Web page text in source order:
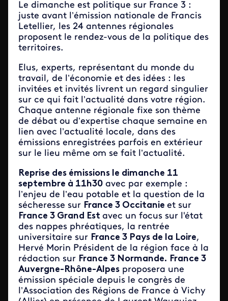
Le dimanche est politique sur France 3 :
juste avant l’émission nationale de Francis
Letellier, les 24 antennes régionales
proposent le rendez-vous de la politique des
territoires.
Elus, experts, représentant du monde du
travail, de l’économie et des idées : les
invitées et invités livrent un regard singulier
sur ce qui fait l’actualité dans votre région.
Chaque antenne régionale fixe son thème
de débat ou d’expertise chaque semaine en
lien avec l’actualité locale, dans des
émissions enregistrées parfois en extérieur
sur le lieu même om se fait l’actualité.
Reprise des émissions le dimanche 11
septembre à 11h30 avec par exemple :
l’enjeu de l’eau potable et la question de la
sécheresse sur France 3 Occitanie et sur
France 3 Grand Est avec un focus sur l'état
des nappes phréatiques, la rentrée
universitaire sur France 3 Pays de la Loire,
Hervé Morin Président de la région face à la
rédaction sur France 3 Normande. France 3
Auvergne-Rhône-Alpes proposera une
émission spéciale depuis le congrès de
l’Association des Régions de France à Vichy